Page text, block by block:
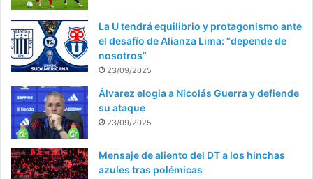
La U tendrá equilibrio y protagonismo ante
el desafío de Alianza Lima: “depende de
nosotros”
23/09/2025
Álvarez elogia a Nicolás Guerra y defiende
su ataque
23/09/2025
Mensaje de aliento del DT a los hinchas
azules tras polémicas